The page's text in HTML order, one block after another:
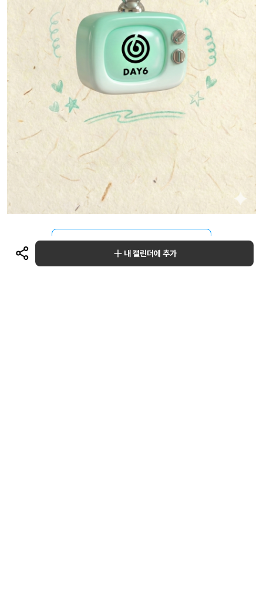
내 캘린더에 추가
다른 일정 보러가기